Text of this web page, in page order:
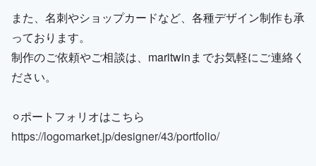
また、名刺やショップカードなど、各種デザイン制作も承
っております。
制作のご依頼やご相談は、maritwinまでお気軽にご連絡く
ださい。
⚪︎ポートフォリオはこちら
https://logomarket.jp/designer/43/portfolio/